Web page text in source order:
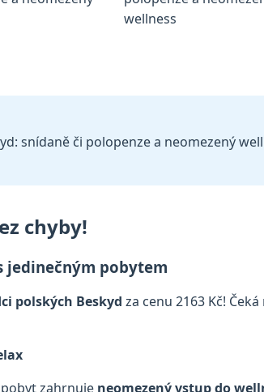
snídaně či polopenze a neomezený
chyby!
jedinečným pobytem
polských Beskyd za cenu 2163 Kč!
zahrnuje neomezený vstup do